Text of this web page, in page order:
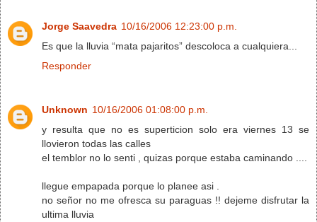
Jorge Saavedra 10/16/2006 12:23:00 p.m.
Es que la lluvia “mata pajaritos” descoloca a cualquiera...
Responder
Unknown 10/16/2006 01:08:00 p.m.
y resulta que no es superticion solo era viernes 13 se
llovieron todas las calles
el temblor no lo senti , quizas porque estaba caminando ....
llegue empapada porque lo planee asi .
no señor no me ofresca su paraguas !! dejeme disfrutar la
ultima lluvia